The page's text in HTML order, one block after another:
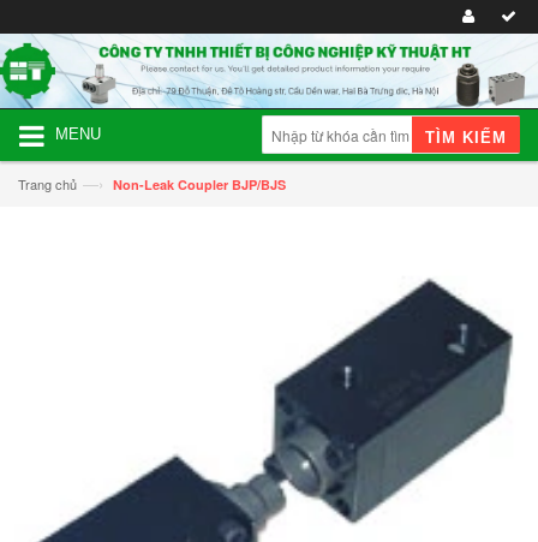
MENU TÌM KIẾM
Trang chủ —› Non-Leak Coupler BJP/BJS